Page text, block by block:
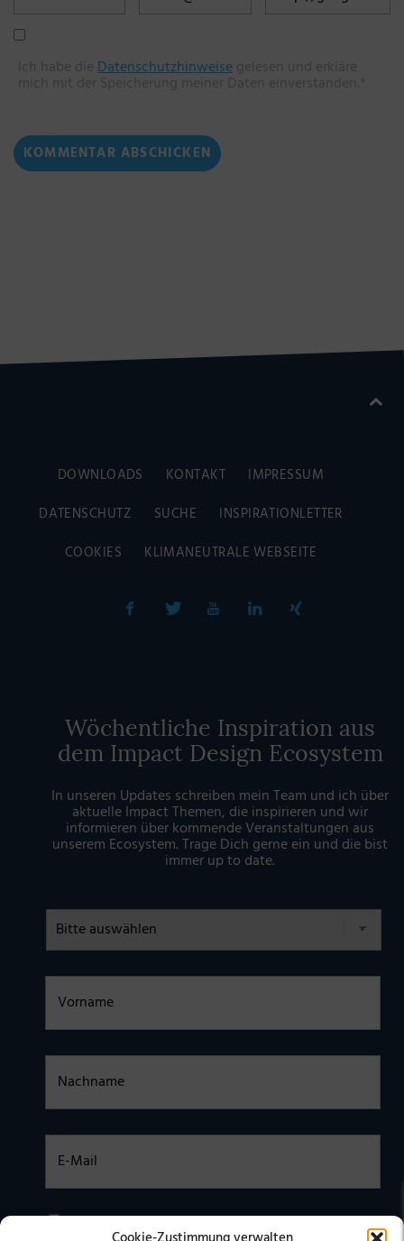
Ich habe dieDatenschutzhinweisegelesen und erkläre
mich mit der Speicherung meiner Daten einverstanden.*
DOWNLOADS KONTAKT
IMPRESSUM
DATENSCHUTZ
SUCHE
INSPIRATIONLETTER
COOKIES
KLIMANEUTRALE WEBSEITE
Wöchentliche Inspiration aus
dem Impact Design Ecosystem
In unseren Updates schreiben mein Team und ich über
aktuelle Impact Themen, die inspirieren und wir
informieren über kommende Veranstaltungen aus
unserem Ecosystem. Trage Dich gerne ein und die bist
immer up to date.